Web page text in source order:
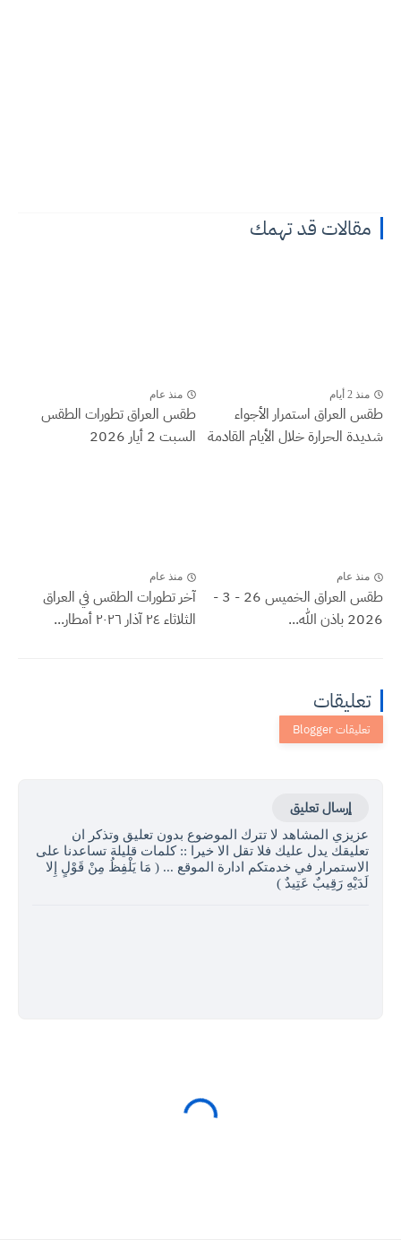
مقالات قد تهمك
منذ 2 أيام
طقس العراق ‏استمرار الأجواء
شديدة الحرارة خلال الأيام القادمة
منذ عام
طقس العراق تطورات الطقس
السبت 2 أيار 2026
منذ عام
طقس العراق الخميس 26 - 3 -
2026 باذن الله...
منذ عام
آخر تطورات الطقس في العراق
الثلاثاء ٢٤ آذار ٢٠٢٦ أمطار...
تعليقات
إرسال تعليق
عزيزي المشاهد لا تترك الموضوع بدون تعليق وتذكر ان
تعليقك يدل عليك فلا تقل الا خيرا :: كلمات قليلة تساعدنا على
الاستمرار في خدمتكم ادارة الموقع ... ( مَا يَلْفِظُ مِنْ قَوْلٍ إِلا
لَدَيْهِ رَقِيبٌ عَتِيدٌ )